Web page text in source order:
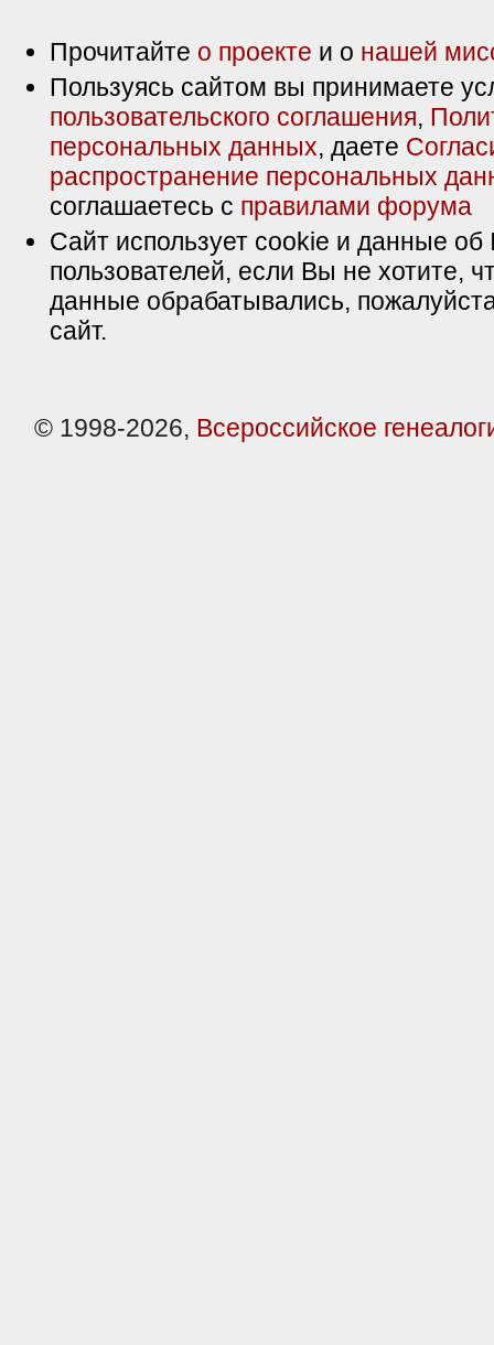
Прочитайте о проекте и о нашей
Пользуясь сайтом вы принимаете
пользовательского соглашения,
персональных данных, даете
распространение персональных
соглашаетесь с правилами форума
Сайт использует cookie и данные об
пользователей, если Вы не хотите,
данные обрабатывались,
сайт.
© 1998-2026, Всероссийское